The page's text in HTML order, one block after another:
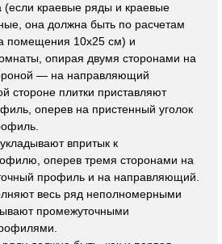
(если краевые ряды и краевые
она должна быть по расчетам
помещения 10x25 см) и
опирая двумя сторонами на
— на направляющий
стороне плитки приставляют
оперев на пристенный уголок
впритык к
оперев тремя сторонами на
профиль и на направляющий.
весь ряд неполномерными
промежуточными